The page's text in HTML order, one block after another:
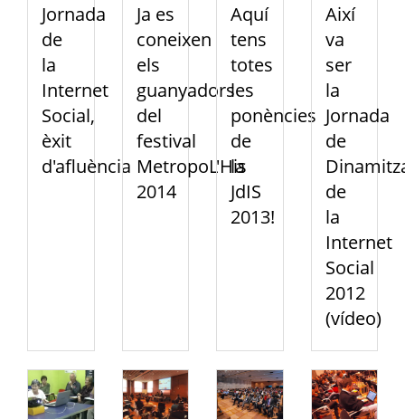
Jornada
de
la
Internet
Social,
èxit
d'afluència
Ja es
coneixen
els
guanyadors
del
festival
MetropoL'His
2014
Aquí
tens
totes
les
ponències
de
la
JdIS
2013!
Així
va
ser
la
Jornada
de
de
la
Internet
Social
2012
(vídeo)